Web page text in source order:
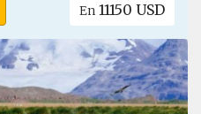
En 11150 USD